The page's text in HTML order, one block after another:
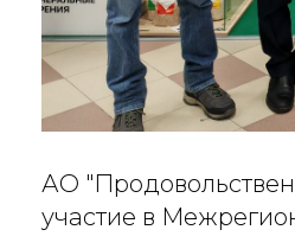
АО
участие в